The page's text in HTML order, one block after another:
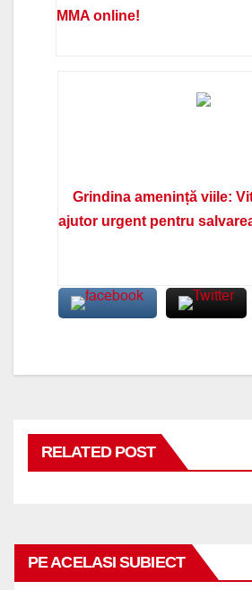
MMA online!
Grindina amenință viile:
ajutor urgent pentru
RELATED POST
PE ACELASI SUBIECT